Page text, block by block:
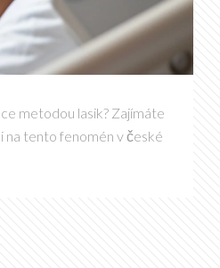
metodou lasik? Zajímáte
na tento fenomén v české